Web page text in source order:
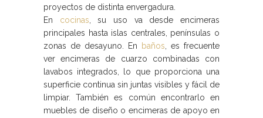
proyectos de distinta envergadura.
En cocinas, su uso va desde encimeras
principales hasta islas centrales, penínsulas o
zonas de desayuno. En
baños, es frecuente
ver encimeras de cuarzo combinadas con
lavabos integrados, lo que proporciona una
superficie continua sin juntas visibles y fácil de
limpiar. También es común encontrarlo en
muebles de diseño o encimeras de apoyo en